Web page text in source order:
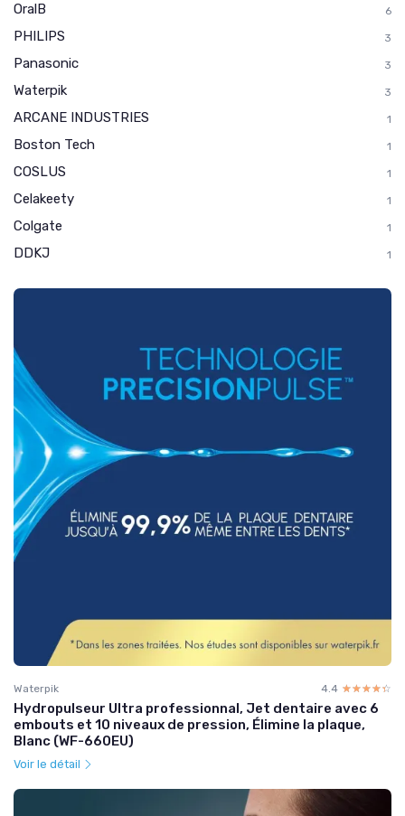
OralB 6
PHILIPS 3
Panasonic 3
Waterpik 3
ARCANE INDUSTRIES 1
Boston Tech 1
COSLUS 1
Celakeety 1
Colgate 1
DDKJ 1
Waterpik 4.4 ☆☆☆☆☆
★★★★★
Hydropulseur Ultra professionnal, Jet dentaire avec 6
embouts et 10 niveaux de pression, Élimine la plaque,
Blanc (WF-660EU)
Voir le détail